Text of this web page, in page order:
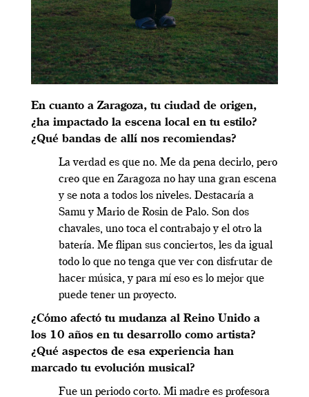
En cuanto a Zaragoza, tu ciudad de origen,
¿ha impactado la escena local en tu estilo?
¿Qué bandas de allí nos recomiendas?
La verdad es que no. Me da pena decirlo, pero
creo que en Zaragoza no hay una gran escena
y se nota a todos los niveles. Destacaría a
Samu y Mario de Rosin de Palo. Son dos
chavales, uno toca el contrabajo y el otro la
batería. Me flipan sus conciertos, les da igual
todo lo que no tenga que ver con disfrutar de
hacer música, y para mí eso es lo mejor que
puede tener un proyecto.
¿Cómo afectó tu mudanza al Reino Unido a
los 10 años en tu desarrollo como artista?
¿Qué aspectos de esa experiencia han
marcado tu evolución musical?
Fue un periodo corto. Mi madre es profesora